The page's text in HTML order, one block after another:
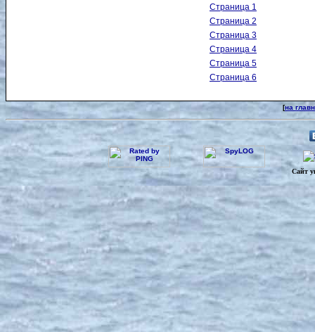
Страница 1
Страница 2
Страница 3
Страница 4
Страница 5
Страница 6
[на
Сайт